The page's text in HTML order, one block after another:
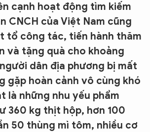
cạnh hoạt động tìm kiếm
CNCH của Việt Nam cũng
tổ công tác, tiến hành thăm
và tặng quà cho khoảng
dân địa phương bị mất
gặp hoàn cảnh vô cùng khó
là những nhu yếu phẩm
360 kg thịt hộp, hơn 100
50 thùng mì tôm, nhiều cơ